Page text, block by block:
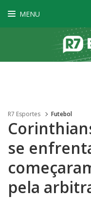
MENU
R7 Esportes Futebol
se
pela